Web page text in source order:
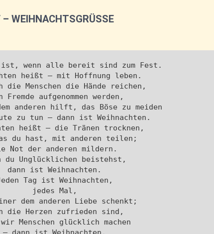
WEIHNACHTSGRÜSSE
ist, wenn alle bereit sind zum Fest.
heißt – mit Hoffnung leben.
die Menschen die Hände reichen,
Fremde aufgenommen werden,
anderen hilft, das Böse zu meiden
zu tun – dann ist Weihnachten.
heißt – die Tränen trocknen,
du hast, mit anderen teilen;
Not der anderen mildern.
du Unglücklichen beistehst,
dann ist Weihnachten.
Tag ist Weihnachten,
jedes Mal,
dem anderen Liebe schenkt;
die Herzen zufrieden sind,
wir Menschen glücklich machen